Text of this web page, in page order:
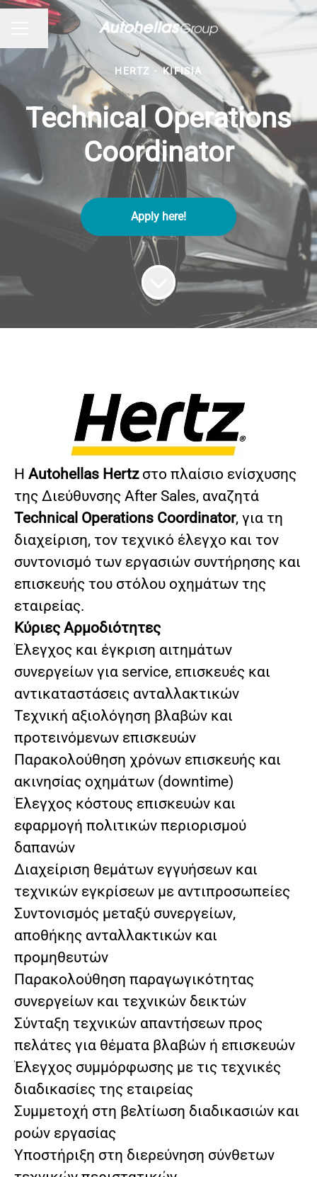
CAREER MENU
Share page
HERTZ · KIFISIA
Technical Operations
Coordinator
Apply here!
Η Autohellas Hertzστο πλαίσιο ενίσχυσης
της Διεύθυνσης After Sales, αναζητά
Technical Operations Coordinator, για τη
διαχείριση, τον τεχνικό έλεγχο και τον
συντονισμό των εργασιών συντήρησης και
επισκευής του στόλου οχημάτων της
εταιρείας.
Κύριες Αρμοδιότητες
Έλεγχος και έγκριση αιτημάτων
συνεργείων για service, επισκευές και
αντικαταστάσεις ανταλλακτικών
Τεχνική αξιολόγηση βλαβών και
προτεινόμενων επισκευών
Παρακολούθηση χρόνων επισκευής και
ακινησίας οχημάτων (downtime)
Έλεγχος κόστους επισκευών και
εφαρμογή πολιτικών περιορισμού
δαπανών
Διαχείριση θεμάτων εγγυήσεων και
τεχνικών εγκρίσεων με αντιπροσωπείες
Συντονισμός μεταξύ συνεργείων,
αποθήκης ανταλλακτικών και
προμηθευτών
Παρακολούθηση παραγωγικότητας
συνεργείων και τεχνικών δεικτών
Σύνταξη τεχνικών απαντήσεων προς
πελάτες για θέματα βλαβών ή επισκευών
Έλεγχος συμμόρφωσης με τις τεχνικές
διαδικασίες της εταιρείας
Συμμετοχή στη βελτίωση διαδικασιών και
ροών εργασίας
Υποστήριξη στη διερεύνηση σύνθετων